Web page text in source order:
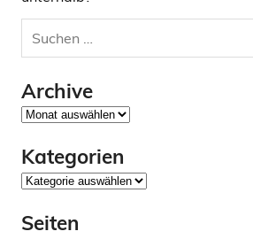
Archive
Archive
Kategorien
Kategorien
Seiten